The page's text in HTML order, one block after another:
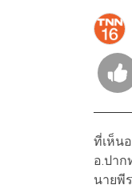
ที่เห็น
อ.ปาก
นายพี